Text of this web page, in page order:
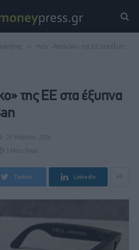
Meta: «Μπλόκο» της ΕΕ στα έξυπνα γυαλιά Ray-Ban
της ΕΕ στα έξυπνα
25 Μαρτίου, 2026
3 Mins Read
Twitter LinkedIn